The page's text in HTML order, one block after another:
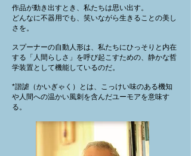
作品が動き出すとき、私たちは思い出す。
どんなに不器用でも、笑いながら生きることの美し
さを。
スプーナーの自動人形は、私たちにひっそりと内在
する「人間らしさ」を呼び起こすための、静かな哲
学装置として機能しているのだ。
*諧謔（かいぎゃく）とは、こっけい味のある機知
や人間への温かい風刺を含んだユーモアを意味す
る。